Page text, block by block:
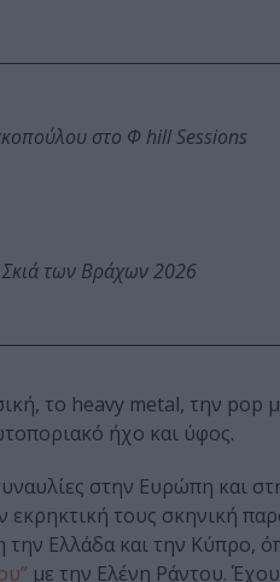
στο Φ hill Sessions
των Βράχων 2026
το heavy metal, την pop
ήχο και ύφος.
στην Ευρώπη και
εκρηκτική τους σκηνική
την Ελλάδα και την Κύπρο,
με την Ελένη Ράντου.